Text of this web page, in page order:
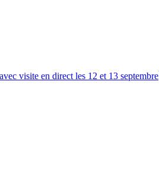
visite en direct les 12 et 13 septembre